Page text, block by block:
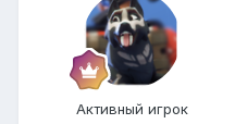
Активный игрок